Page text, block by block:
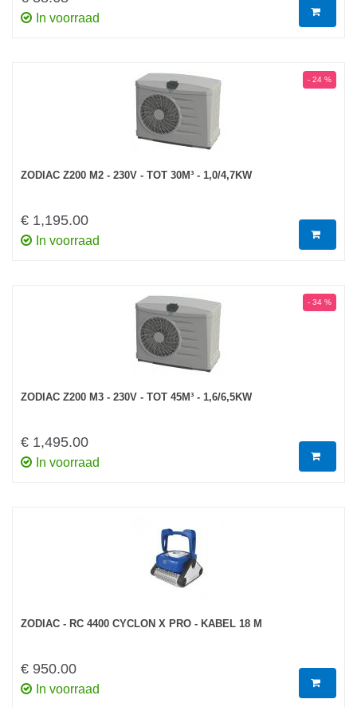
In voorraad
- 24 %
ZODIAC Z200 M2 - 230V - TOT 30M³ - 1,0/4,7KW
€ 1,195.00
In voorraad
- 34 %
ZODIAC Z200 M3 - 230V - TOT 45M³ - 1,6/6,5KW
€ 1,495.00
In voorraad
ZODIAC - RC 4400 CYCLON X PRO - KABEL 18 M
€ 950.00
In voorraad